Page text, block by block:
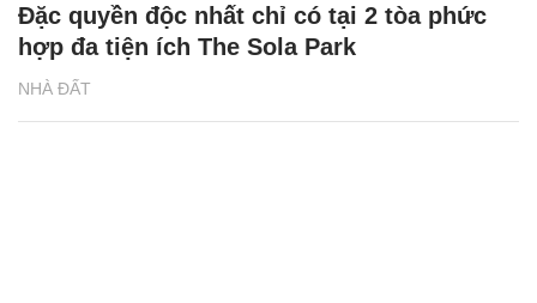
NHÀ ĐẤT
Đặc quyền độc nhất chỉ có tại 2 tòa phức
hợp đa tiện ích The Sola Park